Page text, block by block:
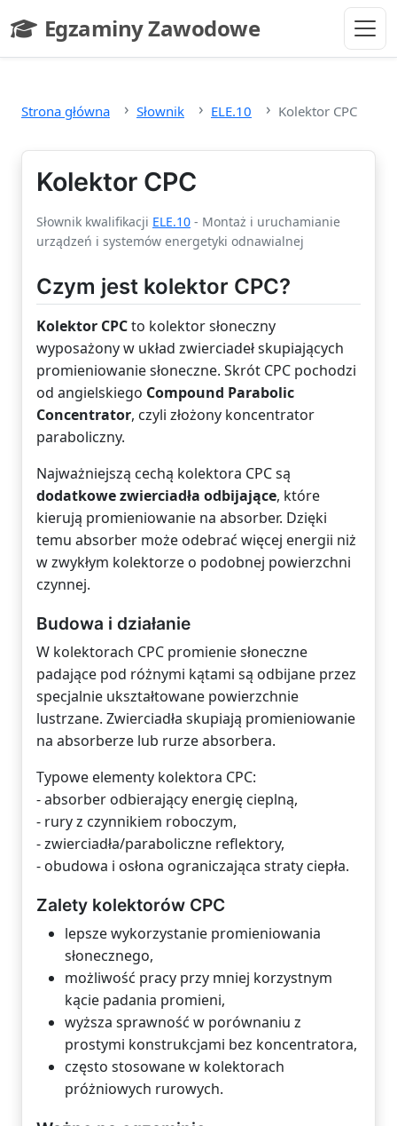
Egzaminy Zawodowe
- strona główna
Strona główna Słownik ELE.10 Kolektor CPC
Kolektor CPC
Słownik kwalifikacji ELE.10 - Montaż i uruchamianie
urządzeń i systemów energetyki odnawialnej
Czym jest kolektor CPC?
Kolektor CPCto kolektor słoneczny
wyposażony w układ zwierciadeł skupiających
promieniowanie słoneczne. Skrót CPC pochodzi
od angielskiego Compound Parabolic
Concentrator, czyli złożony koncentrator
paraboliczny.
Najważniejszą cechą kolektora CPC są
dodatkowe zwierciadła odbijające, które
kierują promieniowanie na absorber. Dzięki
temu absorber może odebrać więcej energii niż
w zwykłym kolektorze o podobnej powierzchni
czynnej.
Budowa i działanie
W kolektorach CPC promienie słoneczne
padające pod różnymi kątami są odbijane przez
specjalnie ukształtowane powierzchnie
lustrzane. Zwierciadła skupiają promieniowanie
na absorberze lub rurze absorbera.
Typowe elementy kolektora CPC:
- absorber odbierający energię cieplną,
- rury z czynnikiem roboczym,
- zwierciadła/paraboliczne reflektory,
- obudowa i osłona ograniczająca straty ciepła.
Zalety kolektorów CPC
lepsze wykorzystanie promieniowania
słonecznego,
możliwość pracy przy mniej korzystnym
kącie padania promieni,
wyższa sprawność w porównaniu z
prostymi konstrukcjami bez koncentratora,
często stosowane w kolektorach
próżniowych rurowych.